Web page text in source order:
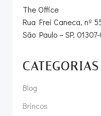
The Office
Rua Frei Caneca, nº
São Paulo – SP,
CATEGORIAS
Blog
Brincos